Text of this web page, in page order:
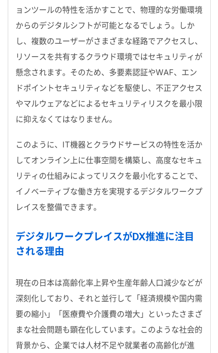
ョンツールの特性を活かすことで、物理的な労働環境
からのデジタルシフトが可能となるでしょう。しか
し、複数のユーザーがさまざまな経路でアクセスし、
リソースを共有するクラウド環境ではセキュリティが
懸念されます。そのため、多要素認証やWAF、エン
ドポイントセキュリティなどを駆使し、不正アクセス
やマルウェアなどによるセキュリティリスクを最小限
に抑えなくてはなりません。
このように、IT機器とクラウドサービスの特性を活か
してオンライン上に仕事空間を構築し、高度なセキュ
リティの仕組みによってリスクを最小化することで、
イノベーティブな働き方を実現するデジタルワークプ
レイスを整備できます。
デジタルワークプレイスがDX推進に注目
される理由
現在の日本は高齢化率上昇や生産年齢人口減少などが
深刻化しており、それと並行して「経済規模や国内需
要の縮小」「医療費や介護費の増大」といったさまざ
まな社会問題も顕在化しています。このような社会的
背景から、企業では人材不足や就業者の高齢化が進